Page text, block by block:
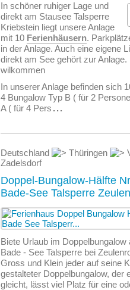
In schöner ruhiger Lage und
direkt am Stausee Talsperre
Kriebstein liegt unsere Anlage
mit 10 Ferienhäusern.
in der Anlage. Auch eine eigene
direkt am See gehört zur
wilkommen
In unserer Anlage befinden sich
4 Bungalow Typ B ( für 2
A ( für 4 Pers ...
Deutschland Thüringen
Zadelsdorf
Doppel-Bungalow-Hälfte
Bade-See Talsperre
Biete Urlaub im
Bade - See Talsperre bei
Gross und Klein jeder auf seine
gestalteter Doppelbungalow, der
gleicht, lässt viel Platz für eine